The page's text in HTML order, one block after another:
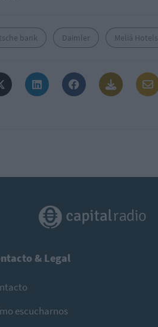
bank Daimler Meliá Hotels
& Legal
escucharnos